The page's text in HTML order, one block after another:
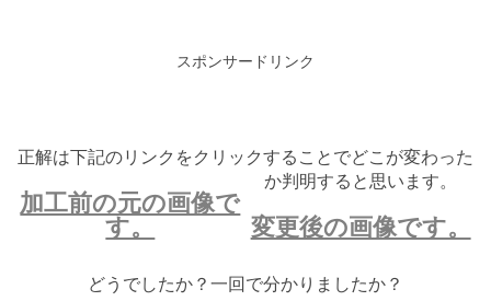
スポンサードリンク
正解は下記のリンクをクリックすることでどこが変わった
か判明すると思います。
加工前の元の画像で
す。
変更後の画像です。
どうでしたか？一回で分かりましたか？